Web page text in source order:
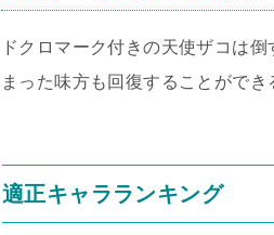
ドクロマーク付きの天使ザコは倒
まった味方も回復することができ
適正キャラランキング